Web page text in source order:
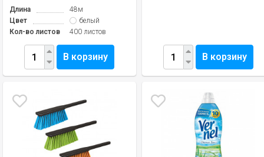
Длина
48м
Цвет
белый
Кол-во листов
400 листов
В корзину В корзину